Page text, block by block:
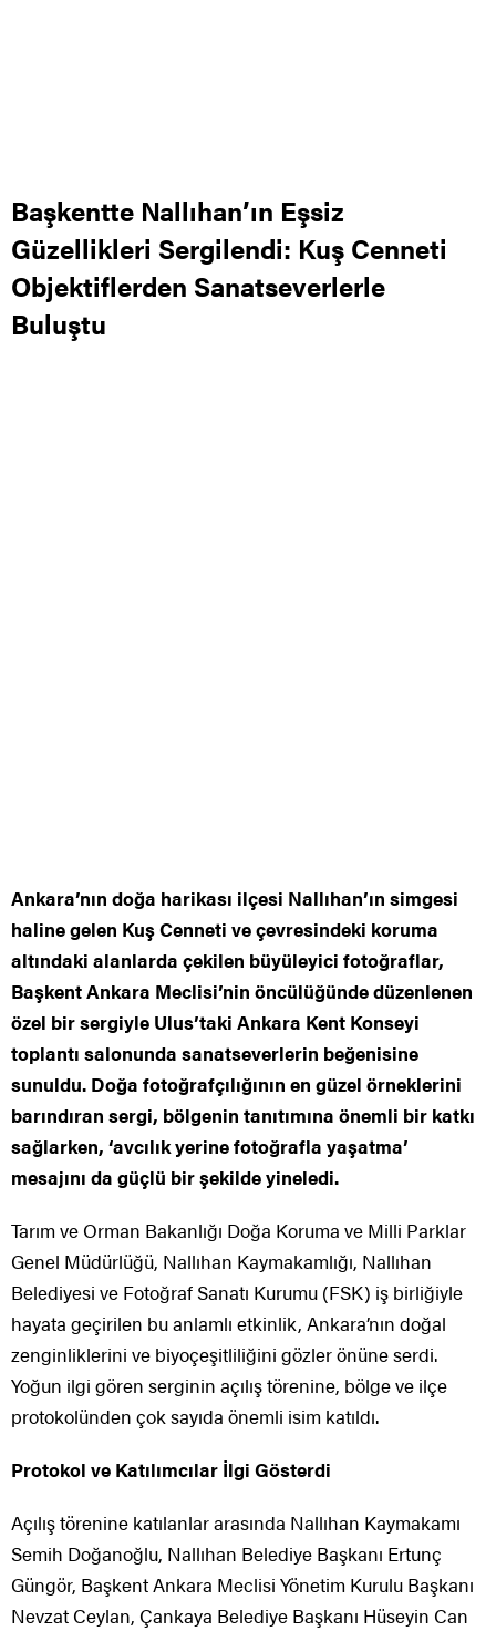
Başkentte Nallıhan’ın Eşsiz
Güzellikleri Sergilendi: Kuş Cenneti
Objektiflerden Sanatseverlerle
Buluştu
Ankara’nın doğa harikası ilçesi Nallıhan’ın simgesi
haline gelen Kuş Cenneti ve çevresindeki koruma
altındaki alanlarda çekilen büyüleyici fotoğraflar,
Başkent Ankara Meclisi’nin öncülüğünde düzenlenen
özel bir sergiyle Ulus’taki Ankara Kent Konseyi
toplantı salonunda sanatseverlerin beğenisine
sunuldu. Doğa fotoğrafçılığının en güzel örneklerini
barındıran sergi, bölgenin tanıtımına önemli bir katkı
sağlarken, ‘avcılık yerine fotoğrafla yaşatma’
mesajını da güçlü bir şekilde yineledi.
Tarım ve Orman Bakanlığı Doğa Koruma ve Milli Parklar
Genel Müdürlüğü, Nallıhan Kaymakamlığı, Nallıhan
Belediyesi ve Fotoğraf Sanatı Kurumu (FSK) iş birliğiyle
hayata geçirilen bu anlamlı etkinlik, Ankara’nın doğal
zenginliklerini ve biyoçeşitliliğini gözler önüne serdi.
Yoğun ilgi gören serginin açılış törenine, bölge ve ilçe
protokolünden çok sayıda önemli isim katıldı.
Protokol ve Katılımcılar İlgi Gösterdi
Açılış törenine katılanlar arasında Nallıhan Kaymakamı
Semih Doğanoğlu, Nallıhan Belediye Başkanı Ertunç
Güngör, Başkent Ankara Meclisi Yönetim Kurulu Başkanı
Nevzat Ceylan, Çankaya Belediye Başkanı Hüseyin Can